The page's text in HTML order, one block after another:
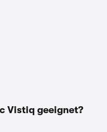
Vistiq geeignet?